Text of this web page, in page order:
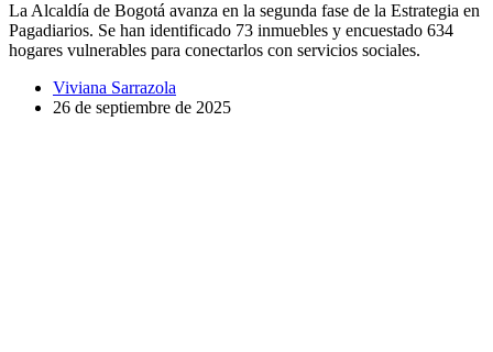
La Alcaldía de Bogotá avanza en la segunda fase de la Estrategia en
Pagadiarios. Se han identificado 73 inmuebles y encuestado 634
hogares vulnerables para conectarlos con servicios sociales.
Viviana Sarrazola
26 de septiembre de 2025